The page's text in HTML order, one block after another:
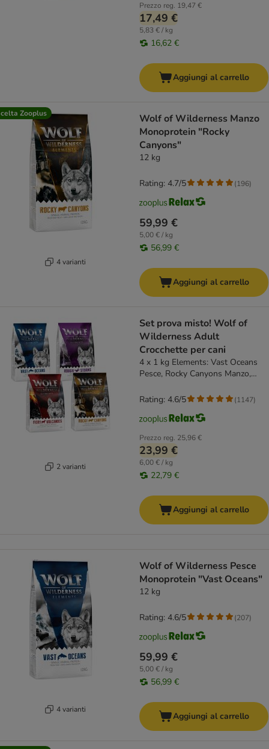
Prezzo reg. 19,47 €
17,49 €
5,83 € / kg
16,62 €
Aggiungi al carrello
Zooplus
4 varianti
Wolf of Wilderness Manzo
Monoprotein "Rocky
Canyons"
12 kg
59,99 €
5,00 € / kg
56,99 €
Rating: 4.7/5 (196)
Aggiungi al carrello
2 varianti
Set prova misto! Wolf of
Wilderness Adult
Crocchette per cani
4 x 1 kg Elements: Vast Oceans
Pesce, Rocky Canyons Manzo,
Storms Anatra
Prezzo reg. 25,96 €
23,99 €
6,00 € / kg
22,79 €
Rating: 4.6/5 (1147)
Aggiungi al carrello
4 varianti
Wolf of Wilderness Pesce
Monoprotein "Vast Oceans"
12 kg
59,99 €
5,00 € / kg
56,99 €
Rating: 4.6/5 (207)
Aggiungi al carrello